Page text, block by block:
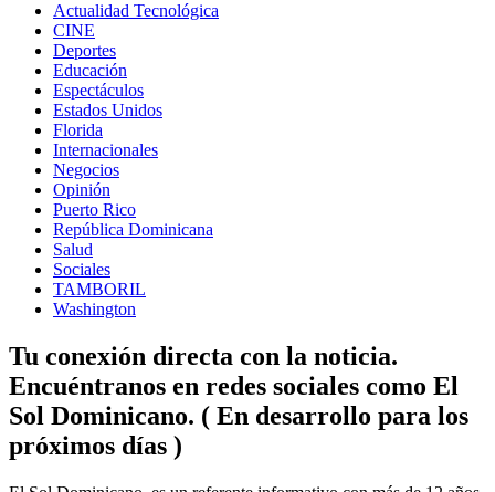
Actualidad Tecnológica
CINE
Deportes
Educación
Espectáculos
Estados Unidos
Florida
Internacionales
Negocios
Opinión
Puerto Rico
República Dominicana
Salud
Sociales
TAMBORIL
Washington
Tu conexión directa con la noticia.
Encuéntranos en redes sociales como El
Sol Dominicano. ( En desarrollo para los
próximos días )